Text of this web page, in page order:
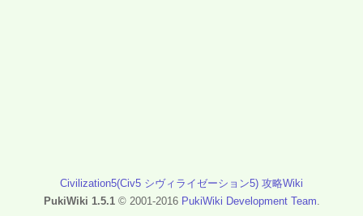
Civilization5(Civ5 シヴィライゼーション5) 攻略Wiki
PukiWiki 1.5.1© 2001-2016 PukiWiki Development Team.